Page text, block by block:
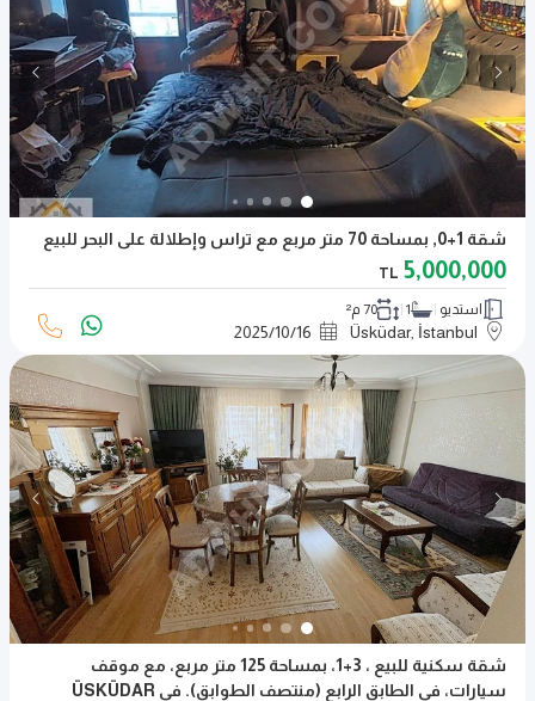
شقة 1+0, بمساحة 70 متر مربع مع تراس وإطلالة على البحر للبيع
5,000,000
TL
استديو 1 70 م²
Üsküdar, İstanbul
2025/10/16
شقة سكنية للبيع ، 3+1، بمساحة 125 متر مربع، مع موقف
سيارات، في الطابق الرابع (منتصف الطوابق). في ÜSKÜDAR